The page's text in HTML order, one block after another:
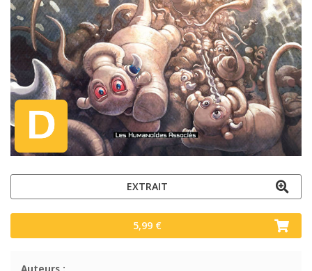
EXTRAIT
5,99 €